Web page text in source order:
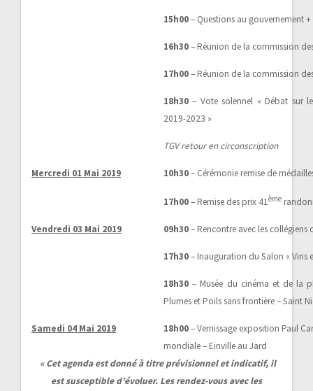
15h00– Questions au gouvernement
16h30– Réunion de la commission
17h00– Réunion de la commission
18h30 – Vote solennel « Débat sur
2019-2023 »
TGV retour en circonscription
Mercredi 01 Mai 2019 10h30– Cérémonie remise de
17h00– Remise des prix 41ème
Vendredi 03 Mai 2019 09h30– Rencontre avec les collégiens
17h30– Inauguration du Salon « Vins
18h30 – Musée du cinéma et de la
Plumes et Poils sans frontière – Saint
Samedi 04 Mai 2019 18h00– Vernissage exposition Paul
mondiale – Einville au Jard
« Cet agenda est donné à titre prévisionnel et indicatif, il
est susceptible d’évoluer. Les rendez-vous avec les